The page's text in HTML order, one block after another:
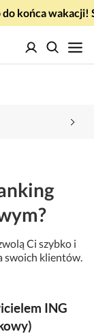
końca wakacji!
Ci szybko i
swoich klientów.
ING